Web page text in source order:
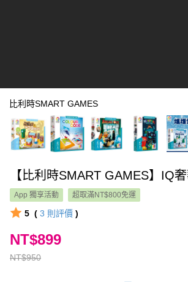
比利時SMART GAMES
【比利時SMART GAMES】IQ
App 獨享活動 超取滿NT$800免運
5 ( 3 則評價 )
NT$950
NT$899